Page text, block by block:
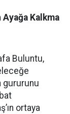
Kalkma
Buluntu,
gururunu
ortaya